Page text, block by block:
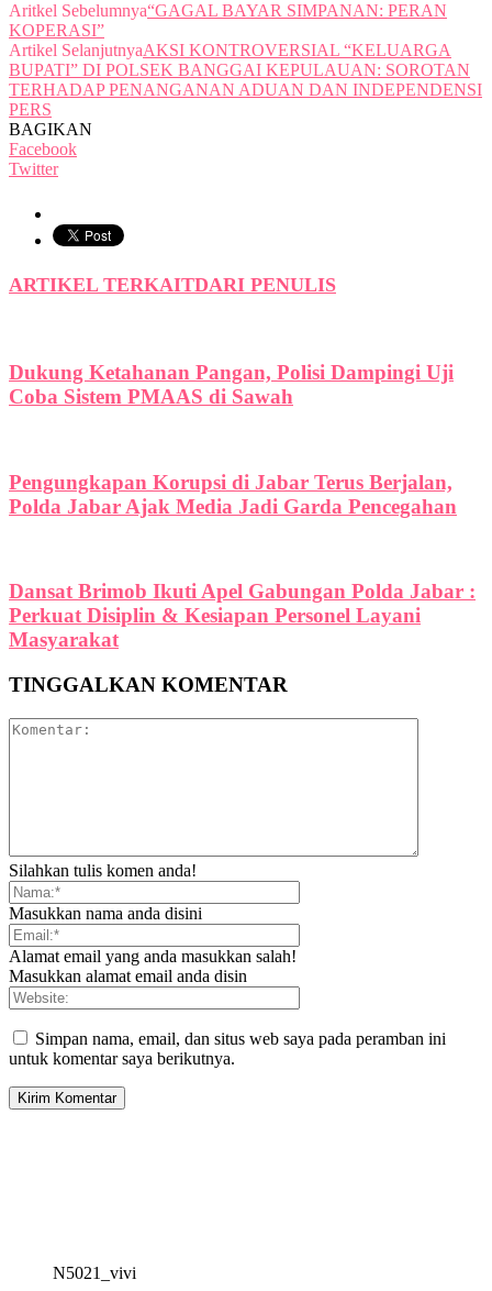
Aritkel Sebelumnya“GAGAL BAYAR SIMPANAN: PERAN
KOPERASI”
Artikel SelanjutnyaAKSI KONTROVERSIAL “KELUARGA
BUPATI” DI POLSEK BANGGAI KEPULAUAN: SOROTAN
TERHADAP PENANGANAN ADUAN DAN INDEPENDENSI
PERS
BAGIKAN
Facebook
Twitter
ARTIKEL TERKAITDARI PENULIS
Dukung Ketahanan Pangan, Polisi Dampingi Uji
Coba Sistem PMAAS di Sawah
Pengungkapan Korupsi di Jabar Terus Berjalan,
Polda Jabar Ajak Media Jadi Garda Pencegahan
Dansat Brimob Ikuti Apel Gabungan Polda Jabar :
Perkuat Disiplin & Kesiapan Personel Layani
Masyarakat
TINGGALKAN KOMENTAR
Silahkan tulis komen anda!
Masukkan nama anda disini
Alamat email yang anda masukkan salah!
Masukkan alamat email anda disin
Simpan nama, email, dan situs web saya pada peramban ini
untuk komentar saya berikutnya.
N5021_vivi